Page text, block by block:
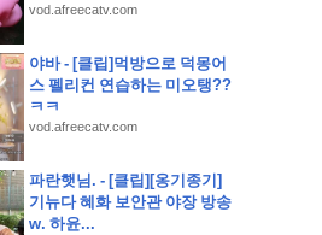
vod.afreecatv.com
야바 - [클립]먹방으로 덕몽어
스 펠리컨 연습하는 미오탱??
ㅋㅋ
vod.afreecatv.com
파란햇님. - [클립][옹기종기]
기뉴다 혜화 보안관 야장 방송
w. 하윤...